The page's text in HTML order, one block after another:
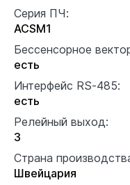
Серия ПЧ:
ACSM1
Бессенсорное
есть
Интерфейс RS-485:
есть
Релейный выход:
3
Страна
Швейцария